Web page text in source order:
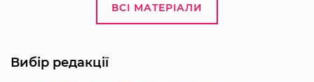
ВСІ МАТЕРІАЛИ
Вибір редакції